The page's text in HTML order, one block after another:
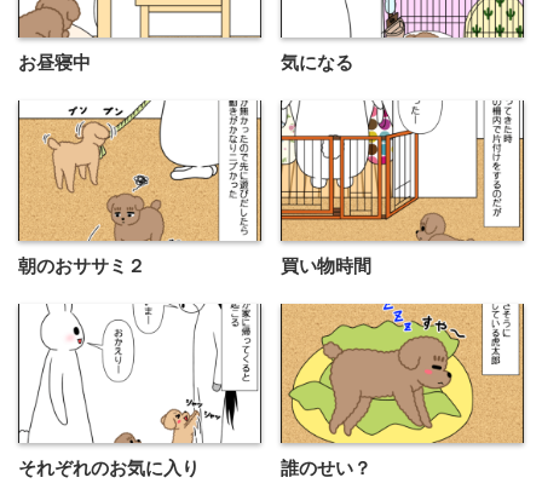
お昼寝中 気になる
朝のおササミ２ 買い物時間
それぞれのお気に入り 誰のせい？